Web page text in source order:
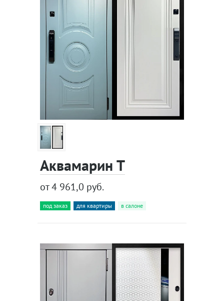
Аквамарин Т
от 4 961,0 руб.
под заказ для квартиры в салоне